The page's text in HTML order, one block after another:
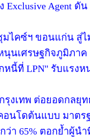
Exclusive Agent ดั
มไคซ์ฯ ขอนแก่น สู่
นุนเศรษฐกิจภูมิภาค
นี้ที่ LPN" รับแรง
งเทพ ต่อยอดกลยุ
อนโดต้นแบบ มาต
ว่า 65% ตอกย้ำผู้น